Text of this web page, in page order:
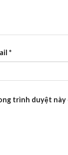
*
trình duyệt